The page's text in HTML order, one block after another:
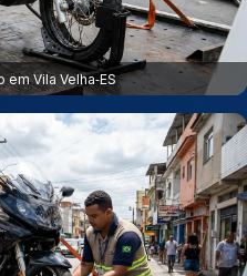
Vila Velha‑ES